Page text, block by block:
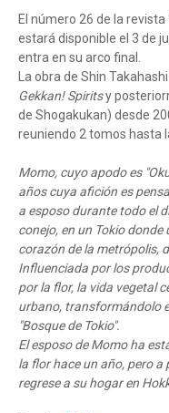
El número 26 de la revista
estará disponible el 3 de
entra en su arco final.
La obra de Shin
Gekkan! Spiritsy
de Shogakukan) desde
reuniendo 2 tomos hasta
Momo, cuyo apodo es
años cuya afición es
a esposo durante todo el
conejo, en un Tokio
corazón de la metrópolis,
Influenciada por los
por la flor, la vida vegetal
urbano, transformándolo
"Bosque de Tokio".
El esposo de Momo ha
la flor hace un año, pero a
regrese a su hogar en